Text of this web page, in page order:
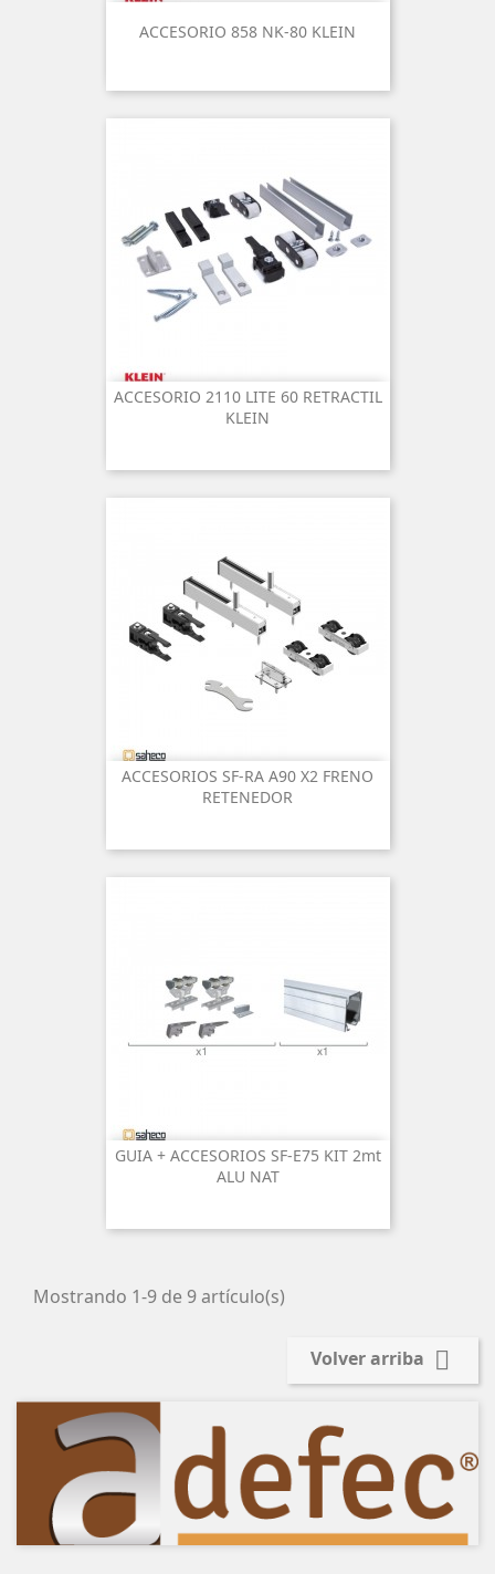
ACCESORIO 858 NK-80 KLEIN
ACCESORIO 2110 LITE 60 RETRACTIL
KLEIN
ACCESORIOS SF-RA A90 X2 FRENO
RETENEDOR
GUIA + ACCESORIOS SF-E75 KIT 2mt
ALU NAT
Mostrando 1-9 de 9 artículo(s)
Volver arriba 